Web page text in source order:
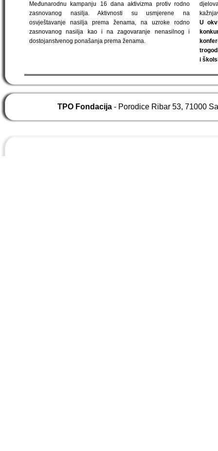
Međunarodnu kampanju 16 dana aktivizma protiv rodno
zasnovanog nasilja. Aktivnosti su usmjerene na
osvještavanje nasilja prema ženama, na uzroke rodno
zasnovanog nasilja kao i na zagovaranje nenasilnog i
dostojanstvenog ponašanja prema ženama.
U
i
TPO Fondacija - Porodice Ribar 53, 71000